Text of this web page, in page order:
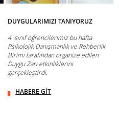
DUYGULARIMIZI TANIYORUZ
4. sınıf öğrencilerimiz bu hafta
Psikolojik Danışmanlık ve Rehberlik
Birimi tarafından organize edilen
Duygu Zarı etkinliklerini
gerçekleştirdi.
HABERE GİT